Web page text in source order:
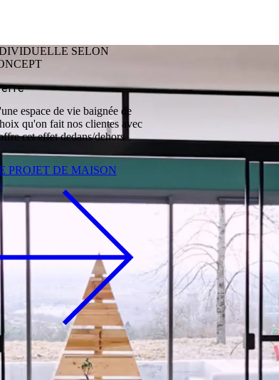
SELON
espace de vie baignée de
qu'on fait nos clientes avec
cet effet dedans/dehors.
PROJET DE MAISON